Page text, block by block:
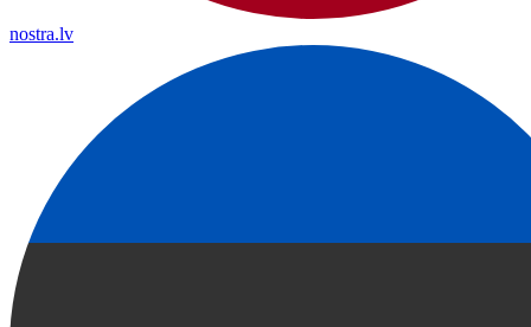
nostra.lv